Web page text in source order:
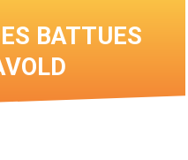
BATTUES